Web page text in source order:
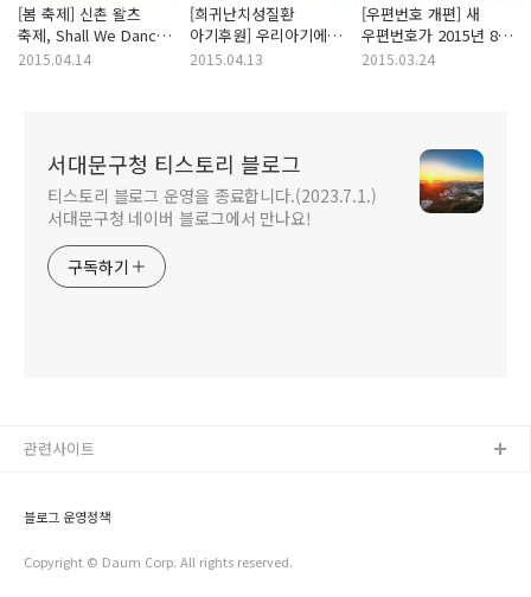
[봄 축제] 신촌 왈츠
축제, Shall We Dance?
신촌, 봄으로 물들다!
2015.04.14
[희귀난치성질환
아기후원] 우리아기에게
첫기부의 기쁨을
2015.04.13
[우편번호 개편] 새
우편번호가 2015년 8월
1일부터 바뀝니다!
2015.03.24
서대문구청 티스토리 블로그
티스토리 블로그 운영을 종료합니다.(2023.7.1.)
서대문구청 네이버 블로그에서 만나요!
구독하기
블로그 운영정책
Copyright © Daum Corp. All rights reserved.
관련사이트